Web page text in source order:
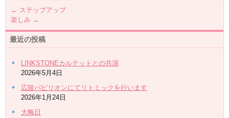
← ステップアップ
楽しみ →
最近の投稿
LINKSTONEカルテットとの共演
2026年5月4日
広陵パビリオンにてリトミックを行います
2026年1月24日
大晦日